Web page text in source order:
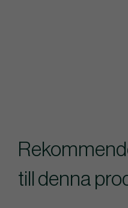
till denna